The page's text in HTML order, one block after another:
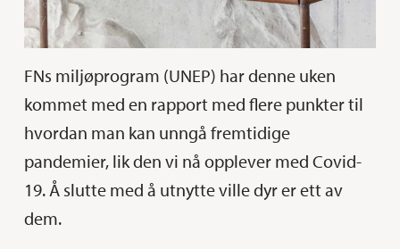
FNs miljøprogram (UNEP) har denne uken
kommet med en rapport med flere punkter til
hvordan man kan unngå fremtidige
pandemier, lik den vi nå opplever med Covid-
19. Å slutte med å utnytte ville dyr er ett av
dem.